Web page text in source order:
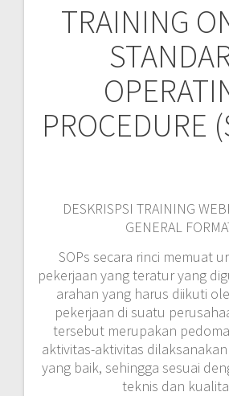
TRAINING
PROCEDURE
DESKRISPSI TRAINING
GENERAL
SOPs secara rinci memuat
pekerjaan yang teratur yang
arahan yang harus diikuti
pekerjaan di suatu
tersebut merupakan
aktivitas-aktivitas
yang baik, sehingga sesuai
teknis dan